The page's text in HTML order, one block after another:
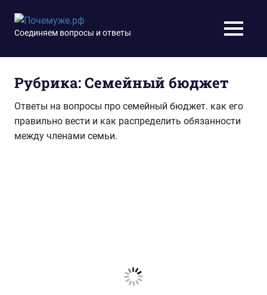
содержимому
Почемуже.рф
Соединяем вопросы и ответы МЕНЮ
Рубрика:Семейный бюджет
Ответы на вопросы про семейный бюджет. как его
правильно вести и как распределить обязанности
между членами семьи.